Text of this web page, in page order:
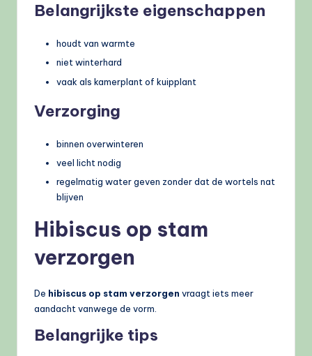
Belangrijkste eigenschappen
houdt van warmte
niet winterhard
vaak als kamerplant of kuipplant
Verzorging
binnen overwinteren
veel licht nodig
regelmatig water geven zonder dat de wortels nat
blijven
Hibiscus op stam
verzorgen
De hibiscus op stam verzorgen vraagt iets meer
aandacht vanwege de vorm.
Belangrijke tips